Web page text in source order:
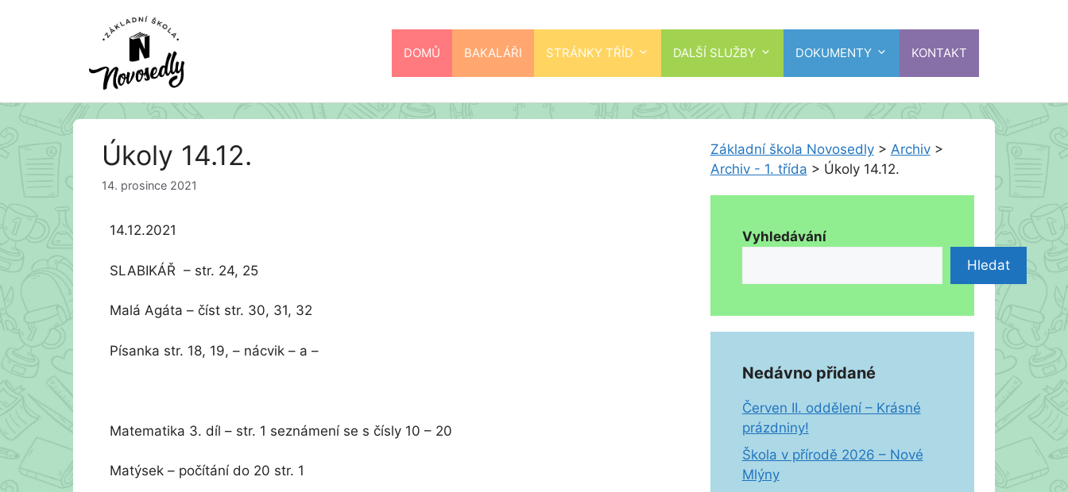
DOMŮ BAKALÁŘI STRÁNKY TŘÍD DALŠÍ SLUŽBY DOKUMENTY KONTAKT
Úkoly 14.12.
14. prosince 2021
14.12.2021
SLABIKÁŘ – str. 24, 25
Malá Agáta – číst str. 30, 31, 32
Písanka str. 18, 19, – nácvik – a –
Matematika 3. díl – str. 1 seznámení se s čísly 10 – 20
Matýsek – počítání do 20 str. 1
Základní škola Novosedly> Archiv>
Archiv - 1. třída > Úkoly 14.12.
Vyhledávání
Hledat
Nedávno přidané
Červen II. oddělení – Krásné
prázdniny!
Škola v přírodě 2026 – Nové
Mlýny